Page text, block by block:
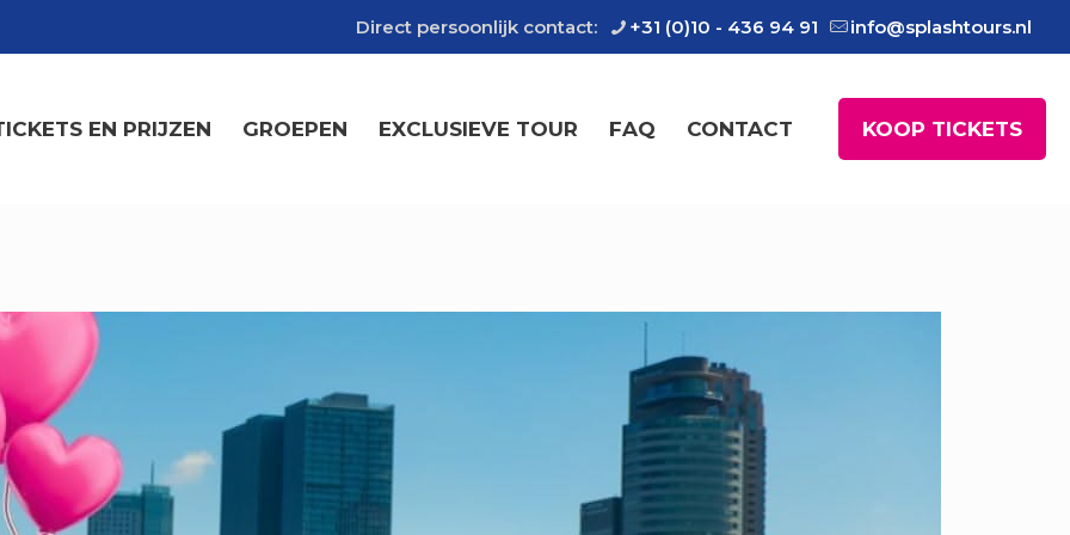
Direct persoonlijk contact: +31 (0)10 - 436 94 91 info@splashtours.nl
EN PRIJZEN GROEPEN EXCLUSIEVE TOUR FAQ CONTACT KOOP TICKETS